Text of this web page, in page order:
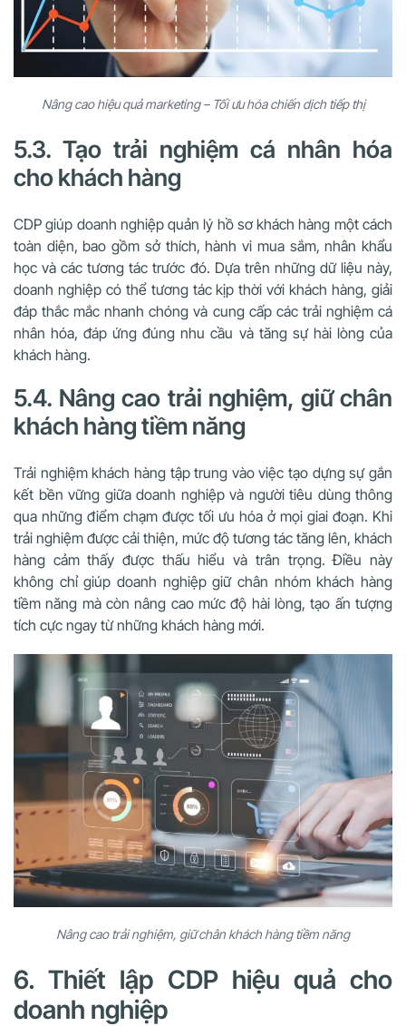
Nâng cao hiệu quả marketing – Tối ưu hóa chiến dịch tiếp thị
5.3. Tạo trải nghiệm cá nhân hóa
cho khách hàng
CDP giúp doanh nghiệp quản lý hồ sơ khách hàng một cách
toàn diện, bao gồm sở thích, hành vi mua sắm, nhân khẩu
học và các tương tác trước đó. Dựa trên những dữ liệu này,
doanh nghiệp có thể tương tác kịp thời với khách hàng, giải
đáp thắc mắc nhanh chóng và cung cấp các trải nghiệm cá
nhân hóa, đáp ứng đúng nhu cầu và tăng sự hài lòng của
khách hàng.
5.4. Nâng cao trải nghiệm, giữ chân
khách hàng tiềm năng
Trải nghiệm khách hàng tập trung vào việc tạo dựng sự gắn
kết bền vững giữa doanh nghiệp và người tiêu dùng thông
qua những điểm chạm được tối ưu hóa ở mọi giai đoạn. Khi
trải nghiệm được cải thiện, mức độ tương tác tăng lên, khách
hàng cảm thấy được thấu hiểu và trân trọng. Điều này
không chỉ giúp doanh nghiệp giữ chân nhóm khách hàng
tiềm năng mà còn nâng cao mức độ hài lòng, tạo ấn tượng
tích cực ngay từ những khách hàng mới.
Nâng cao trải nghiệm, giữ chân khách hàng tiềm năng
6. Thiết lập CDP hiệu quả cho
doanh nghiệp